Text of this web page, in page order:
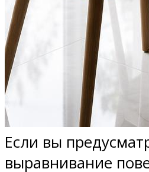
Если вы
выравнивание